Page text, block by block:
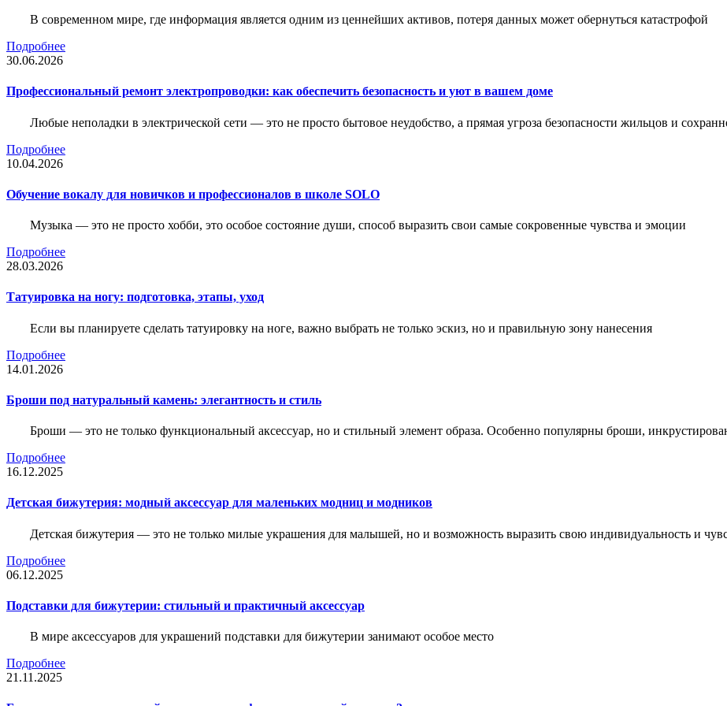
В современном мире, где информация является одним из ценнейших активов, потеря данных может обернуться катастрофой
Подробнее
30.06.2026
Профессиональный ремонт электропроводки: как обеспечить безопасность и уют в вашем доме
Любые неполадки в электрической сети — это не просто бытовое неудобство, а прямая угроза безопасности жильцов и
Подробнее
10.04.2026
Обучение вокалу для новичков и профессионалов в школе SOLO
Музыка — это не просто хобби, это особое состояние души, способ выразить свои самые сокровенные чувства и эмоции
Подробнее
28.03.2026
Татуировка на ногу: подготовка, этапы, уход
Если вы планируете сделать татуировку на ноге, важно выбрать не только эскиз, но и правильную зону нанесения
Подробнее
14.01.2026
Броши под натуральный камень: элегантность и стиль
Броши — это не только функциональный аксессуар, но и стильный элемент образа. Особенно популярны броши,
Подробнее
16.12.2025
Детская бижутерия: модный аксессуар для маленьких модниц и модников
Детская бижутерия — это не только милые украшения для малышей, но и возможность выразить свою индивидуальность и
Подробнее
06.12.2025
Подставки для бижутерии: стильный и практичный аксессуар
В мире аксессуаров для украшений подставки для бижутерии занимают особое место
Подробнее
21.11.2025